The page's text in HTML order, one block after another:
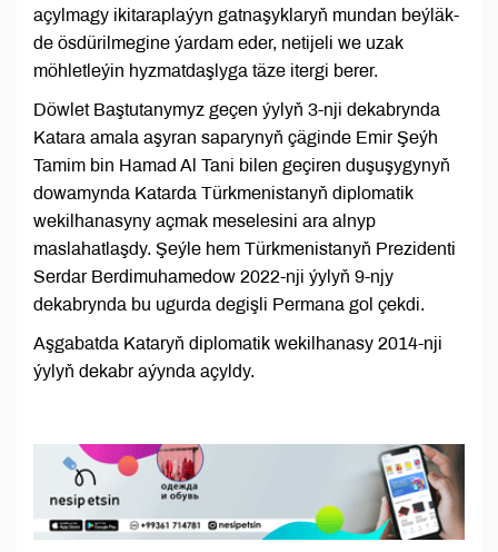
açylmagy ikitaraplaýyn gatnaşyklaryň mundan beýläk-
de ösdürilmegine ýardam eder, netijeli we uzak
möhletleýin hyzmatdaşlyga täze itergi berer.
Döwlet Baştutanymyz geçen ýylyň 3-nji dekabrynda
Katara amala aşyran saparynyň çäginde Emir Şeýh
Tamim bin Hamad Al Tani bilen geçiren duşuşygynyň
dowamynda Katarda Türkmenistanyň diplomatik
wekilhanasyny açmak meselesini ara alnyp
maslahatlaşdy. Şeýle hem Türkmenistanyň Prezidenti
Serdar Berdimuhamedow 2022-nji ýylyň 9-njy
dekabrynda bu ugurda degişli Permana gol çekdi.
Aşgabatda Kataryň diplomatik wekilhanasy 2014-nji
ýylyň dekabr aýynda açyldy.